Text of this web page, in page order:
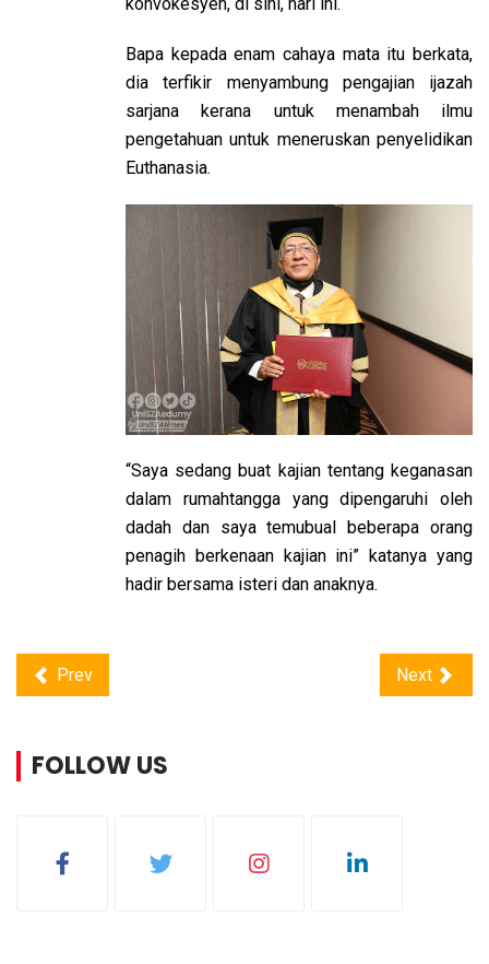
Bapa kepada enam cahaya mata itu berkata,
dia terfikir menyambung pengajian ijazah
sarjana kerana untuk menambah ilmu
pengetahuan untuk meneruskan penyelidikan
Euthanasia.
“Saya sedang buat kajian tentang keganasan
dalam rumahtangga yang dipengaruhi oleh
dadah dan saya temubual beberapa orang
penagih berkenaan kajian ini” katanya yang
hadir bersama isteri dan anaknya.
Prev Next
FOLLOW US